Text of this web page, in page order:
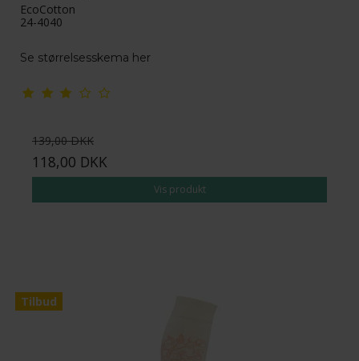
EcoCotton
24-4040
Se størrelsesskema her
139,00 DKK
118,00 DKK
Vis produkt
Tilbud